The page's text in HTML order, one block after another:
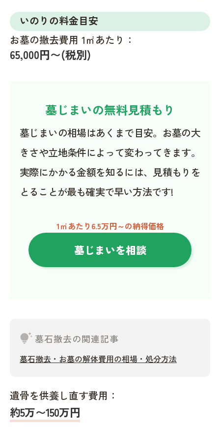
いのりの料金目安
お墓の撤去費用 1㎡あたり：
65,000円〜(税別)
墓じまいの無料見積もり
墓じまいの相場はあくまで目安。お墓の大
きさや立地条件によって変わってきます。
実際にかかる金額を知るには、見積もりを
とることが最も確実で早い方法です!
1㎡あたり6.5万円～の納得価格
墓じまいを相談
tips_and_updates墓石撤去の関連記事
墓石撤去・お墓の解体費用の相場・処分方法
遺骨を供養し直す費用：
約5万〜150万円